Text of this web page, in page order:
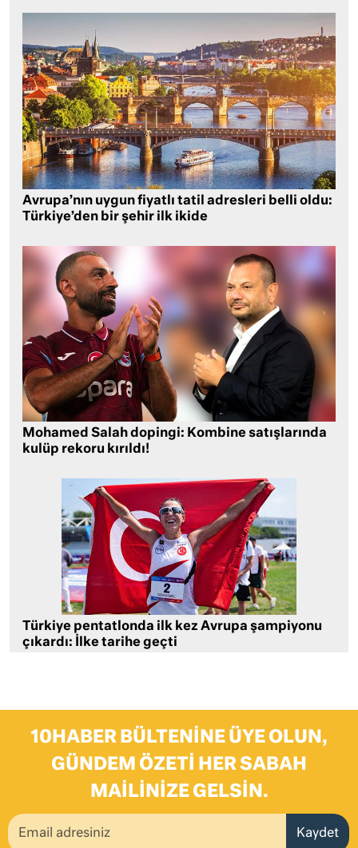
Avrupa’nın uygun fiyatlı tatil adresleri belli oldu:
Türkiye’den bir şehir ilk ikide
Mohamed Salah dopingi: Kombine satışlarında
kulüp rekoru kırıldı!
Türkiye pentatlonda ilk kez Avrupa şampiyonu
çıkardı: İlke tarihe geçti
10HABER BÜLTENINE ÜYE OLUN,
GÜNDEM ÖZETI HER SABAH
MAILINIZE GELSIN.
Kaydet